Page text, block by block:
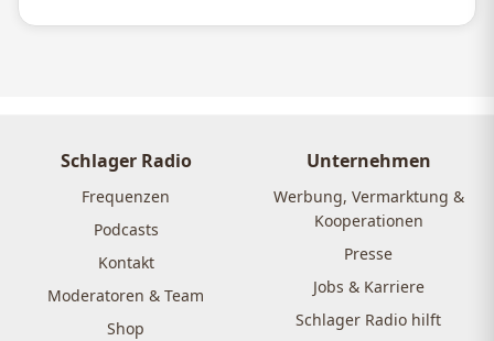
Schlager Radio
Frequenzen
Podcasts
Kontakt
Moderatoren & Team
Shop
Unternehmen
Werbung, Vermarktung &
Kooperationen
Presse
Jobs & Karriere
Schlager Radio hilft